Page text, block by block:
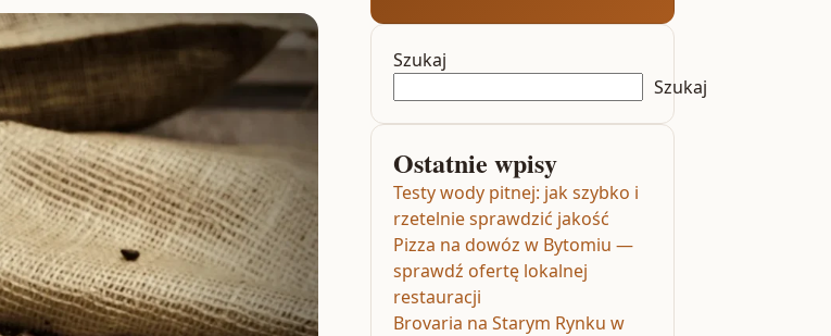
Szukaj
Szukaj
Ostatnie wpisy
Testy wody pitnej: jak szybko i
rzetelnie sprawdzić jakość
Pizza na dowóz w Bytomiu —
sprawdź ofertę lokalnej
restauracji
Brovaria na Starym Rynku w